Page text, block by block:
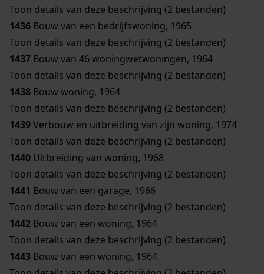
Toon details van deze beschrijving (2 bestanden)
1436 Bouw van een bedrijfswoning, 1965
Toon details van deze beschrijving (2 bestanden)
1437 Bouw van 46 woningwetwoningen, 1964
Toon details van deze beschrijving (2 bestanden)
1438 Bouw woning, 1964
Toon details van deze beschrijving (2 bestanden)
1439Verbouw en uitbreiding van zijn woning, 1974
Toon details van deze beschrijving (2 bestanden)
1440 Uitbreiding van woning, 1968
Toon details van deze beschrijving (2 bestanden)
1441 Bouw van een garage, 1966
Toon details van deze beschrijving (2 bestanden)
1442 Bouw van een woning, 1964
Toon details van deze beschrijving (2 bestanden)
1443 Bouw van een woning, 1964